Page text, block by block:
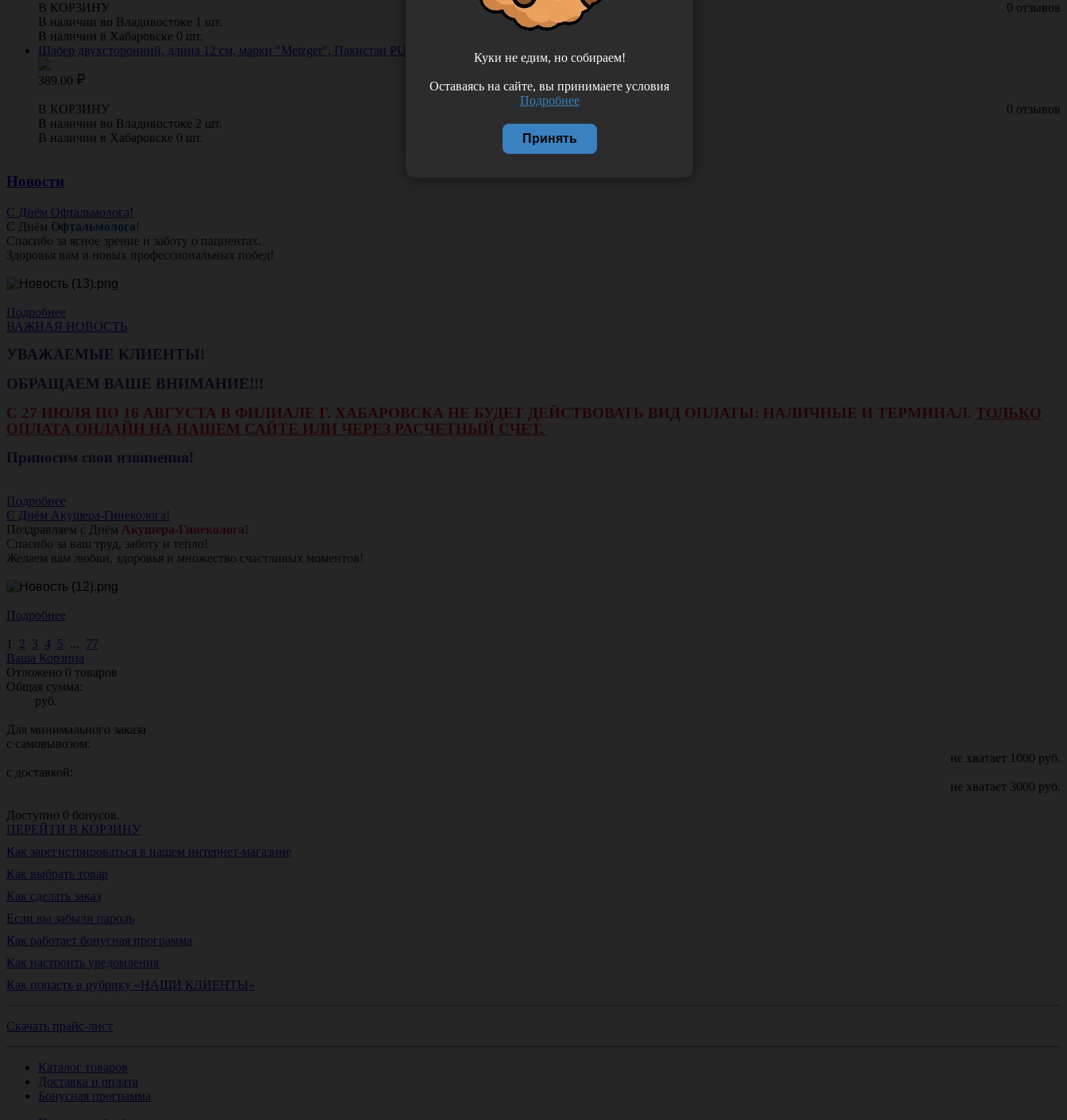
0 отзывов
В КОРЗИНУ
В наличии во Владивостоке 1 шт.
В наличии в Хабаровске 0 шт.
Шабер двухсторонний, длина 12 см, марки "Metzger", Пакистан PU-162
389.00
0 отзывов
В КОРЗИНУ
В наличии во Владивостоке 2 шт.
В наличии в Хабаровске 0 шт.
Новости
С Днём Офтальмолога!
С Днём Офтальмолога!
Спасибо за ясное зрение и заботу о пациентах.
Здоровья вам и новых профессиональных побед!
Подробнее
ВАЖНАЯ НОВОСТЬ
УВАЖАЕМЫЕ КЛИЕНТЫ!
ОБРАЩАЕМ ВАШЕ ВНИМАНИЕ!!!
С 27 ИЮЛЯ ПО 16 АВГУСТА В ФИЛИАЛЕ Г. ХАБАРОВСКА НЕ БУДЕТ ДЕЙСТВОВАТЬ ВИД ОПЛАТЫ: НАЛИЧНЫЕ И ТЕРМИНАЛ. ТОЛЬКО
ОПЛАТА ОНЛАЙН НА НАШЕМ САЙТЕ ИЛИ ЧЕРЕЗ РАСЧЕТНЫЙ СЧЕТ.
Приносим свои извинения!
Подробнее
С Днём Акушера-Гинеколога!
Поздравляем с Днём Акушера-Гинеколога!
Спасибо за ваш труд, заботу и тепло!
Желаем вам любви, здоровья и множество счастливых моментов!
Подробнее
1 2 3 4 5 ... 77
Ваша Корзина
Отложено 0 товаров
Общая сумма:
руб.
Для минимального заказа
с самовывозом:
не хватает 1000 руб.
с доставкой:
не хватает 3000 руб.
Доступно 0 бонусов.
ПЕРЕЙТИ В КОРЗИНУ
Как зарегистрироваться в нашем интернет-магазине
Как выбрать товар
Как сделать заказ
Если вы забыли пароль
Как работает бонусная программа
Как настроить уведомления
Как попасть в рубрику «НАШИ КЛИЕНТЫ»
Скачать прайс-лист
Каталог товаров
Доставка и оплата
Бонусная программа
Куки не едим, но собираем!
Оставаясь на сайте, вы принимаете условия
Подробнее
Принять